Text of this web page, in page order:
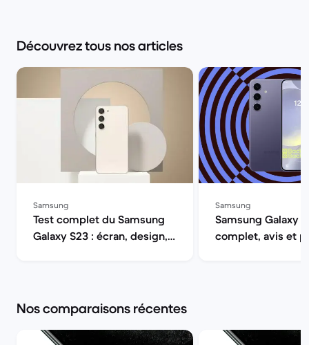
Découvrez tous nos articles
Samsung
Test complet du Samsung
Galaxy S23 : écran, design,
Samsung
Samsung Galaxy
complet, avis et
Nos comparaisons récentes